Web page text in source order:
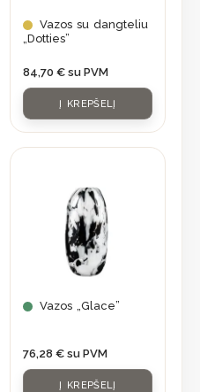
Vazos su dangteliu
„Dotties”
84,70 € su PVM
Į KREPŠELĮ
Vazos „Glace”
76,28 € su PVM
Į KREPŠELĮ